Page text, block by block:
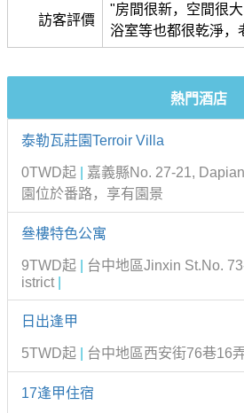
訪客評價
"房間很新，空間很
浴室等也都很乾淨，
熱門酒店
泰勒瓦莊園Terroir Villa
0TWD起
嘉義縣No. 27-21,
園位於番路，享有園景
叄樓特色公寓
9TWD起
台中地區Jinxin St.No.
istrict
日出逢甲
5TWD起
台中地區西安街76巷16
17逢甲住宿